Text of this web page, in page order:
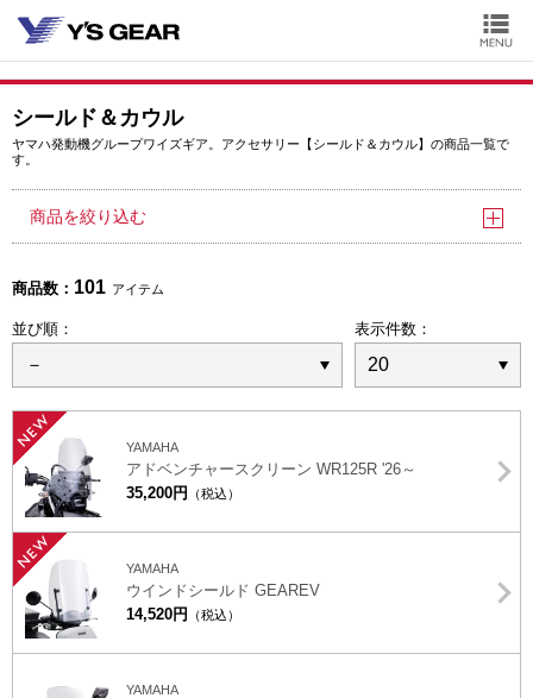
シールド＆カウル
ヤマハ発動機グループワイズギア。アクセサリー【シールド＆カウル】の商品一覧で
す。
商品を絞り込む
商品数： 101 アイテム
並び順： 表示件数：
YAMAHA
アドベンチャースクリーン WR125R '26～
35,200円
（税込）
YAMAHA
ウインドシールド GEAREV
14,520円
（税込）
YAMAHA